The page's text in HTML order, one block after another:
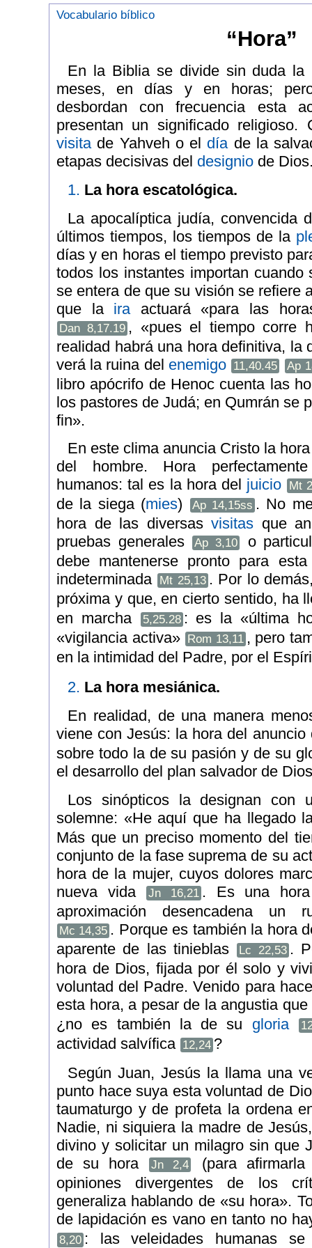
Vocabulario bíblico
“Hora”
En la Biblia se divide sin duda la
meses, en días y en horas;
desbordan con frecuencia esta
presentan un significado
visitade Yahveh o el díade la
etapas decisivas del designio de
1. La hora escatológica.
La apocalíptica judía, convencida
últimos tiempos, los tiempos de la
días y en horas el tiempo previsto
todos los instantes importan
se entera de que su visión se refiere
que la ira actuará «para las
Dan 8,17.19 , «pues el tiempo corre
realidad habrá una hora definitiva, la
verá la ruina del enemigo 11,40.45 Ap
libro apócrifo de Henoc cuenta las
los pastores de Judá; en Qumrán se
fin».
En este clima anuncia Cristo la
del hombre. Hora
humanos: tal es la hora del juicio Mt
de la siega (mies) Ap 14,15ss . No
hora de las diversasvisitas que
pruebas generales
Ap 3,10
o
debe mantenerse pronto para
indeterminada
Mt 25,13 . Por lo
próxima y que, en cierto sentido, ha
en marcha
5,25.28 : es la «última
«vigilancia activa»
Rom 13,11 , pero
en la intimidad del Padre, por el
2. La hora mesiánica.
En realidad, de una manera
viene con Jesús: la hora del
sobre todo la de su pasión y de su
el desarrollo del plan salvador de
Los sinópticos la designan con
solemne: «He aquí que ha llegado
Más que un preciso momento del
conjunto de la fase suprema de su
hora de la mujer, cuyos dolores
nueva vida
Jn 16,21 . Es una
aproximación desencadena un
Mc 14,35 . Porque es también la hora
aparente de las tinieblas
Lc 22,53 .
hora de Dios, fijada por él solo y
voluntad del Padre. Venido para
esta hora, a pesar de la angustia
¿no es también la de su gloria
actividad salvífica 12,24 ?
Según Juan, Jesús la llama una
punto hace suya esta voluntad de
taumaturgo y de profeta la ordena
Nadie, ni siquiera la madre de
divino y solicitar un milagro sin que
de su hora
Jn 2,4
(para
opiniones divergentes de los
generaliza hablando de «su hora».
de lapidación es vano en tanto no
8,20 : las veleidades humanas